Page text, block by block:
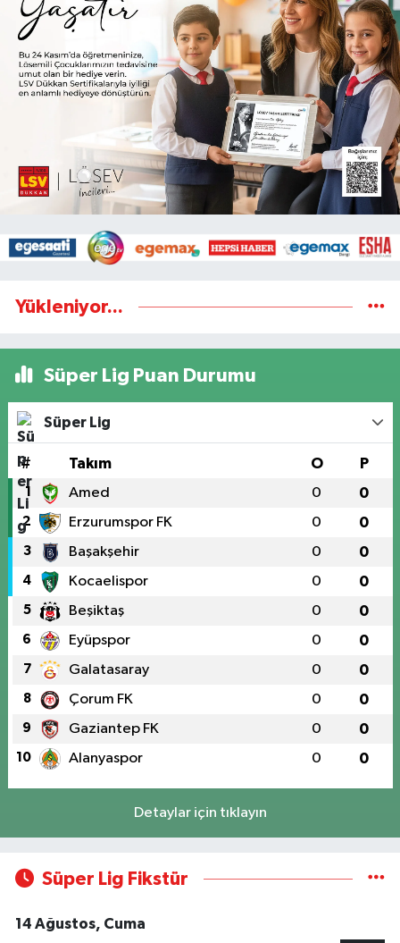
Yükleniyor...
Süper Lig Puan Durumu
Süper Lig
# Takım O P
1 Amed 0 0
2 Erzurumspor FK 0 0
3 Başakşehir 0 0
4 Kocaelispor 0 0
5 Beşiktaş 0 0
6 Eyüpspor 0 0
7 Galatasaray 0 0
8 Çorum FK 0 0
9 Gaziantep FK 0 0
10 Alanyaspor 0 0
Detaylar için tıklayın
Süper Lig Fikstür
14 Ağustos, Cuma